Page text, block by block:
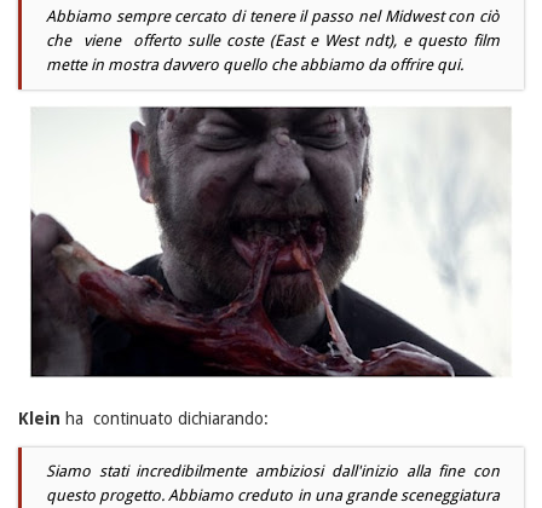
Abbiamo sempre cercato di tenere il passo nel Midwest con ciò
che viene offerto sulle coste (East e West ndt), e questo film
mette in mostra davvero quello che abbiamo da offrire qui.
Klein ha continuato dichiarando:
Siamo stati incredibilmente ambiziosi dall'inizio alla fine con
questo progetto. Abbiamo creduto in una grande sceneggiatura